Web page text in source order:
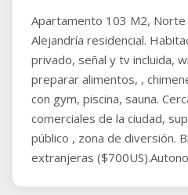
Apartamento 103 M2,
Alejandría residencial.
privado, señal y tv incluida,
preparar alimentos, ,
con gym, piscina, sauna.
comerciales de la ciudad,
público , zona de diversión.
extranjeras